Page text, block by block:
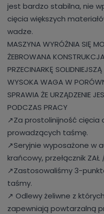
jest bardzo stabilna, nie
cięcia większych
wadze.
MASZYNA WYRÓŻNIA SIĘ
ŻEBROWANA
PRZECINARKĘ SOLIDNIEJSZĄ
WYSOKA WAGA W
SPRAWIA ŻE URZĄDZENIE
PODCZAS PRACY
↗️Za prostolinijność cięcia
prowadzących taśmę.
↗️Seryjnie wyposażone w
krańcowy, przełącznik ZAŁ
↗️Zastosowaliśmy 3-
taśmy.
↗️ Odlewy żeliwne z
zapewniają powtarzalną